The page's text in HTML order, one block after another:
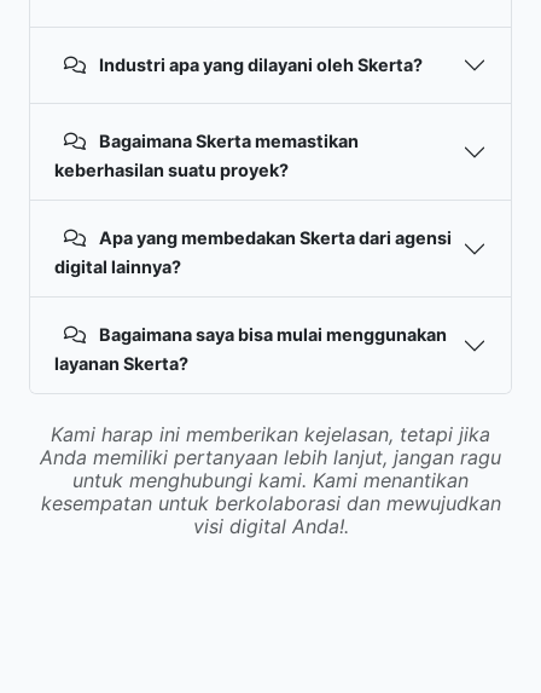
Industri apa yang dilayani oleh Skerta?
keberhasilan suatu proyek?
digital lainnya?
layanan Skerta?
Kami harap ini memberikan kejelasan, tetapi jika
Anda memiliki pertanyaan lebih lanjut, jangan ragu
untuk menghubungi kami. Kami menantikan
kesempatan untuk berkolaborasi dan mewujudkan
visi digital Anda!.